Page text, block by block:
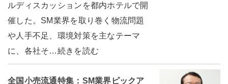
ルディスカッションを都内ホテルで開
催した。SM業界を取り巻く物流問題
や人手不足、環境対策を主なテーマ
に、各社そ…続きを読む
全国小売流通特集：SM業界ピックア